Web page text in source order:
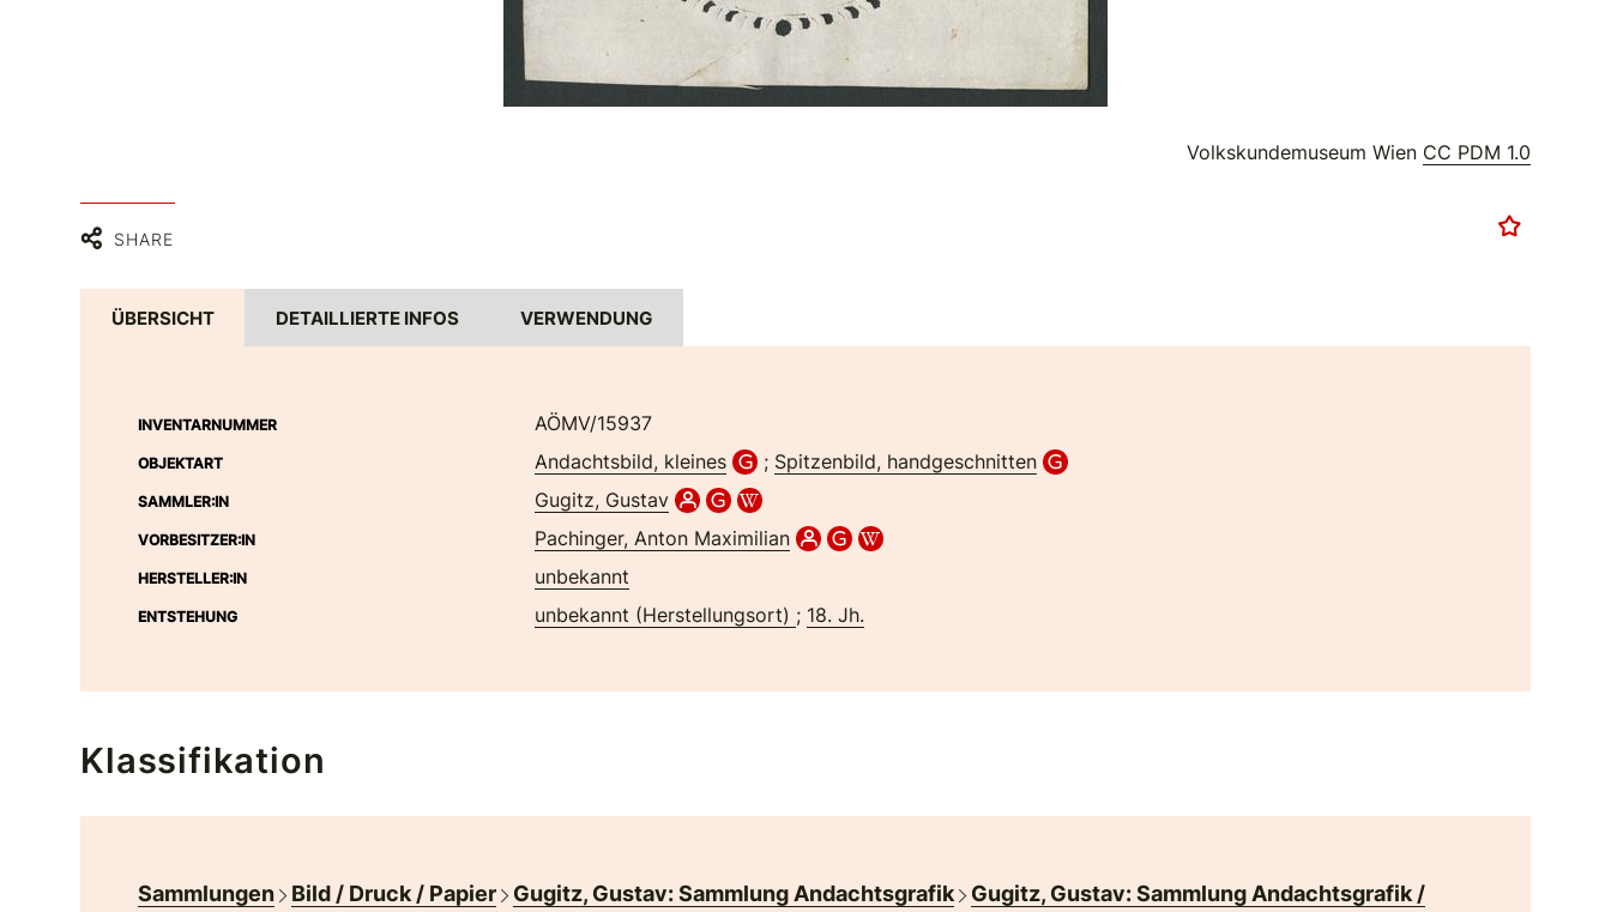
Volkskundemuseum Wien CC PDM 1.0
SHARE
ÜBERSICHT DETAILLIERTE INFOS VERWENDUNG
INVENTARNUMMER AÖMV/15937
OBJEKTART Andachtsbild, kleines ; Spitzenbild, handgeschnitten
SAMMLER:IN Gugitz, Gustav
VORBESITZER:IN Pachinger, Anton Maximilian
HERSTELLER:IN unbekannt
ENTSTEHUNG unbekannt (Herstellungsort) ; 18. Jh.
Klassifikation
Sammlungen Bild / Druck / Papier Gugitz, Gustav: Sammlung Andachtsgrafik
Gugitz, Gustav: Sammlung Andachtsgrafik /